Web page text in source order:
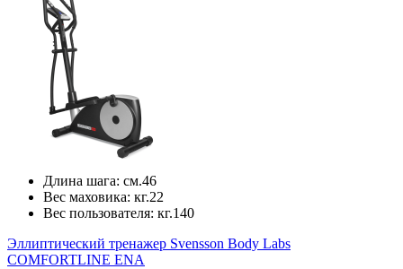
Длина шага: см.46
Вес маховика: кг.22
Вес пользователя: кг.140
Эллиптический тренажер Svensson Body Labs
COMFORTLINE ENA